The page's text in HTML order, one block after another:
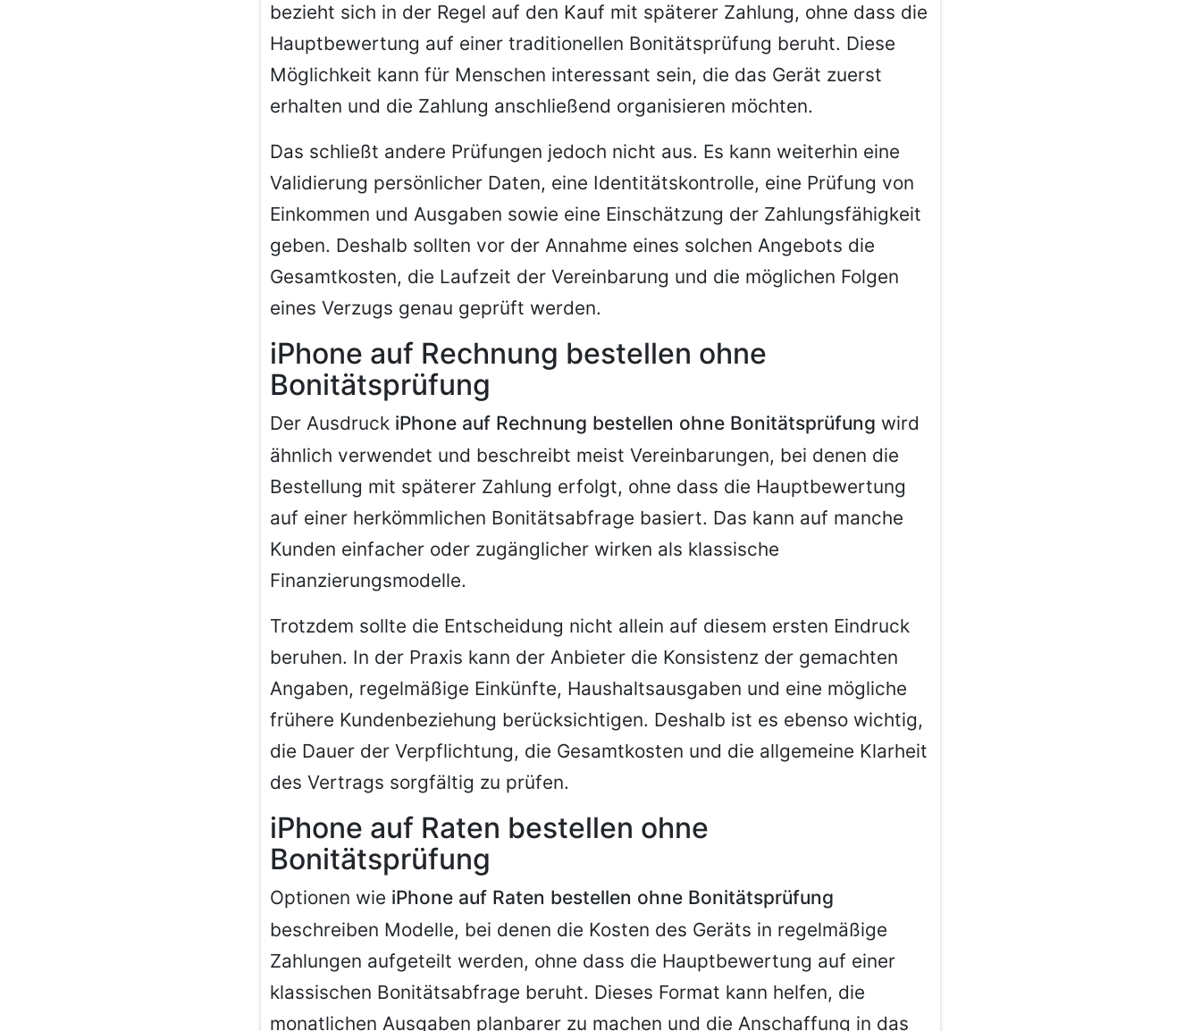
bezieht sich in der Regel auf den Kauf mit späterer Zahlung, ohne dass die
Hauptbewertung auf einer traditionellen Bonitätsprüfung beruht. Diese
Möglichkeit kann für Menschen interessant sein, die das Gerät zuerst
erhalten und die Zahlung anschließend organisieren möchten.
Das schließt andere Prüfungen jedoch nicht aus. Es kann weiterhin eine
Validierung persönlicher Daten, eine Identitätskontrolle, eine Prüfung von
Einkommen und Ausgaben sowie eine Einschätzung der Zahlungsfähigkeit
geben. Deshalb sollten vor der Annahme eines solchen Angebots die
Gesamtkosten, die Laufzeit der Vereinbarung und die möglichen Folgen
eines Verzugs genau geprüft werden.
iPhone auf Rechnung bestellen ohne
Bonitätsprüfung
Der Ausdruck iPhone auf Rechnung bestellen ohne Bonitätsprüfung wird
ähnlich verwendet und beschreibt meist Vereinbarungen, bei denen die
Bestellung mit späterer Zahlung erfolgt, ohne dass die Hauptbewertung
auf einer herkömmlichen Bonitätsabfrage basiert. Das kann auf manche
Kunden einfacher oder zugänglicher wirken als klassische
Finanzierungsmodelle.
Trotzdem sollte die Entscheidung nicht allein auf diesem ersten Eindruck
beruhen. In der Praxis kann der Anbieter die Konsistenz der gemachten
Angaben, regelmäßige Einkünfte, Haushaltsausgaben und eine mögliche
frühere Kundenbeziehung berücksichtigen. Deshalb ist es ebenso wichtig,
die Dauer der Verpflichtung, die Gesamtkosten und die allgemeine Klarheit
des Vertrags sorgfältig zu prüfen.
iPhone auf Raten bestellen ohne
Bonitätsprüfung
Optionen wie iPhone auf Raten bestellen ohne Bonitätsprüfung
beschreiben Modelle, bei denen die Kosten des Geräts in regelmäßige
Zahlungen aufgeteilt werden, ohne dass die Hauptbewertung auf einer
klassischen Bonitätsabfrage beruht. Dieses Format kann helfen, die
monatlichen Ausgaben planbarer zu machen und die Anschaffung in das